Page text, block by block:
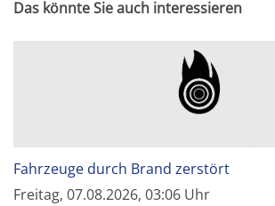
Das könnte Sie auch interessieren
Fahrzeuge durch Brand zerstört
Freitag, 07.08.2026, 03:06 Uhr